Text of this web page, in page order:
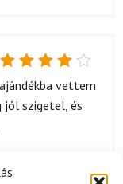
Értékelés:
4
vettem
jól szigetel, és